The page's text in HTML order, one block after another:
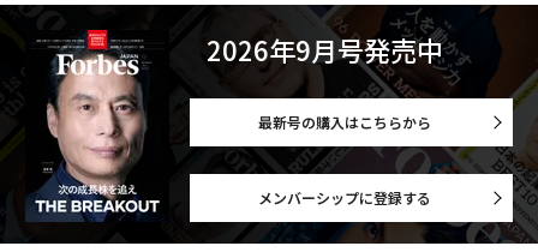
2026年9月号発売中
最新号の購入はこちらから
メンバーシップに登録する